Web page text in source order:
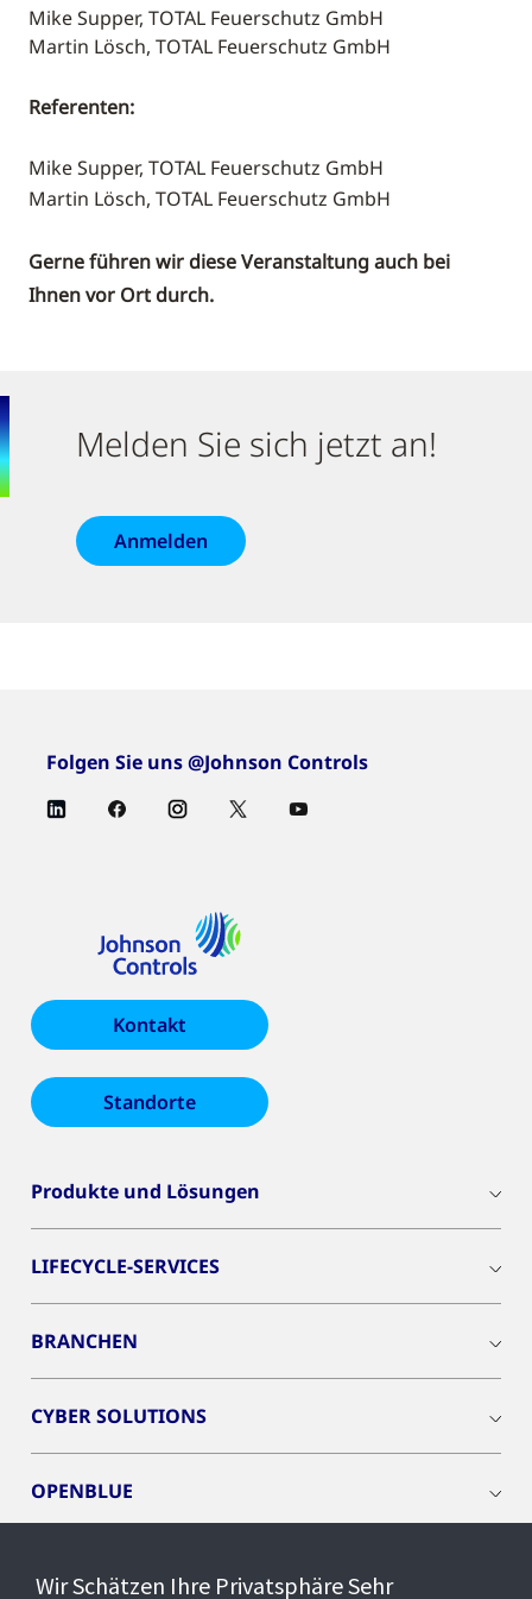
Mike Supper, TOTAL Feuerschutz GmbH
Martin Lösch, TOTAL Feuerschutz GmbH
Referenten:
Mike Supper, TOTAL Feuerschutz GmbH
Martin Lösch, TOTAL Feuerschutz GmbH
Gerne führen wir diese Veranstaltung auch bei
Ihnen vor Ort durch.
Melden Sie sich jetzt an!
Anmelden
Folgen Sie uns @Johnson Controls
Kontakt
Standorte
Produkte und Lösungen
LIFECYCLE-SERVICES
BRANCHEN
CYBER SOLUTIONS
OPENBLUE
Wir Schätzen Ihre Privatsphäre Sehr